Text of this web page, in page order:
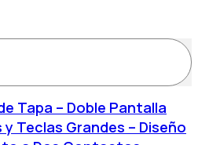
Tapa – Doble Pantalla
y Teclas Grandes – Diseño